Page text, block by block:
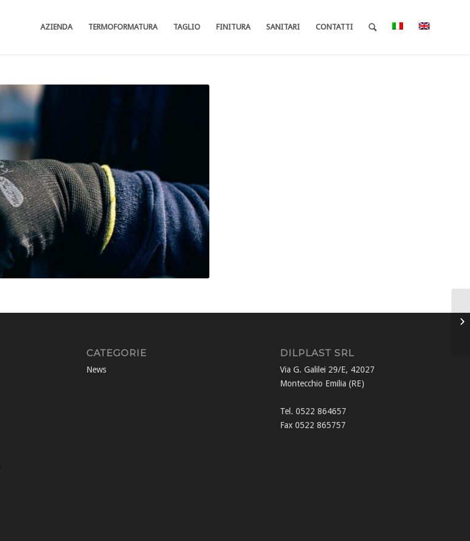
AZIENDA TERMOFORMATURA TAGLIO FINITURA SANITARI CONTATTI
CATEGORIE
News
DILPLAST SRL
Via G. Galilei 29/E, 42027
Montecchio Emilia (RE)
Tel. 0522 864657
Fax 0522 865757